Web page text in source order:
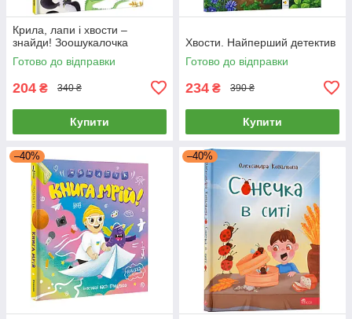
Крила, лапи і хвости –
знайди! Зоошукалочка
Готово до відправки
204 ₴ 340 ₴
Купити
Хвости. Найперший детектив
Готово до відправки
234 ₴ 390 ₴
Купити
–40% –40%